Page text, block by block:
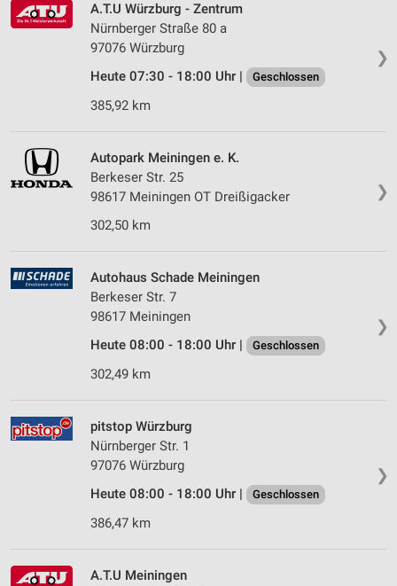
❯
A.T.U Würzburg - Zentrum
Nürnberger Straße 80 a
97076 Würzburg
Heute 07:30 - 18:00 Uhr |
Geschlossen
385,92 km
❯
Autopark Meiningen e. K.
Berkeser Str. 25
98617 Meiningen OT Dreißigacker
302,50 km
❯
Autohaus Schade Meiningen
Berkeser Str. 7
98617 Meiningen
Heute 08:00 - 18:00 Uhr |
Geschlossen
302,49 km
❯
pitstop Würzburg
Nürnberger Str. 1
97076 Würzburg
Heute 08:00 - 18:00 Uhr |
Geschlossen
386,47 km
A.T.U Meiningen